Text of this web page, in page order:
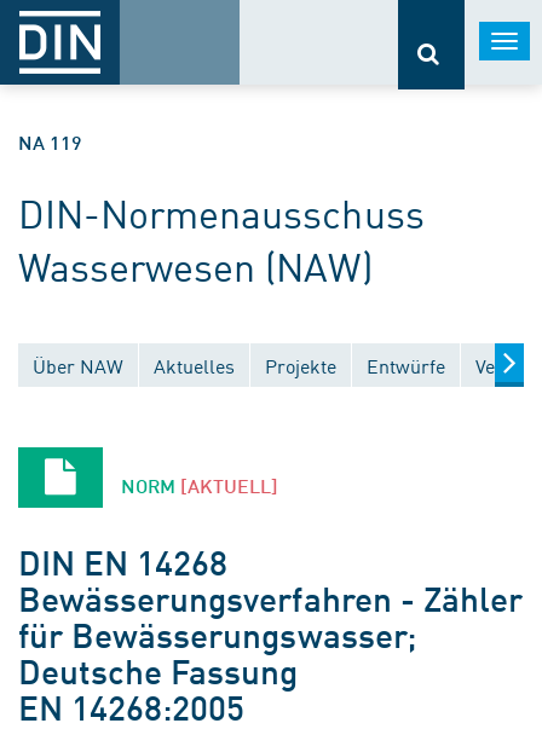
NA 119
DIN-Normenausschuss
Wasserwesen (NAW)
Über NAW Aktuelles Projekte Entwürfe
NORM [AKTUELL]
DIN EN 14268
Bewässerungsverfahren - Zähler
für Bewässerungswasser;
Deutsche Fassung
EN 14268:2005